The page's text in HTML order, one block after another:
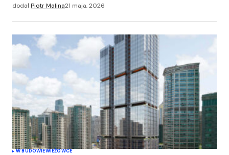
dodałPiotr Malina21 maja, 2026
W BUDOWIEWIEŻOWCE